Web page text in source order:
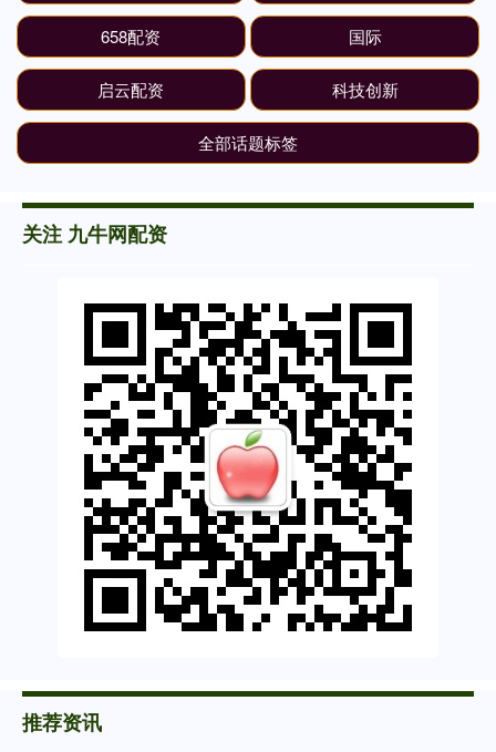
658配资 国际
启云配资 科技创新
全部话题标签
关注 九牛网配资
推荐资讯